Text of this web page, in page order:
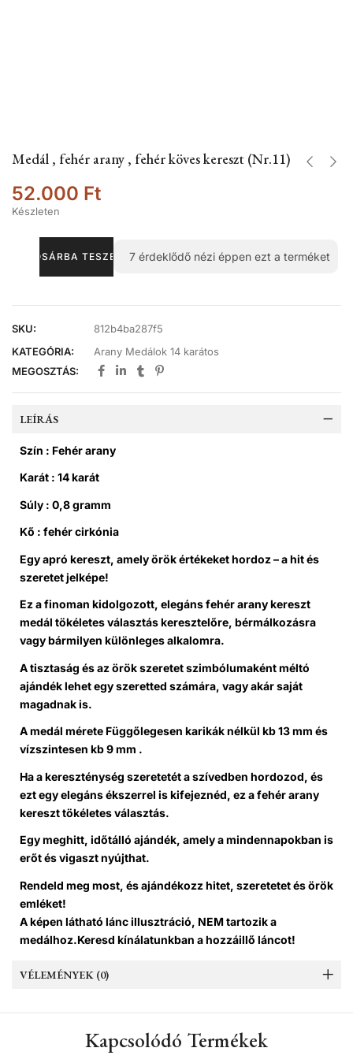
Medál , fehér arany , fehér köves kereszt (Nr.11)
52.000 Ft
Készleten
KOSÁRBA TESZEM 7érdeklődő nézi éppen ezt a terméket
SKU:
812b4ba287f5
KATEGÓRIA:
Arany Medálok 14 karátos
MEGOSZTÁS:
LEÍRÁS
Szín : Fehér arany
Karát : 14 karát
Súly : 0,8 gramm
Kő : fehér cirkónia
Egy apró kereszt, amely örök értékeket hordoz – a hit és
szeretet jelképe!
Ez a finoman kidolgozott, elegáns fehér arany kereszt
medál tökéletes választás keresztelőre, bérmálkozásra
vagy bármilyen különleges alkalomra.
A tisztaság és az örök szeretet szimbólumaként méltó
ajándék lehet egy szeretted számára, vagy akár saját
magadnak is.
A medál mérete Függőlegesen karikák nélkül kb 13 mm és
vízszintesen kb 9 mm .
Ha a kereszténység szeretetét a szívedben hordozod, és
ezt egy elegáns ékszerrel is kifejeznéd, ez a fehér arany
kereszt tökéletes választás.
Egy meghitt, időtálló ajándék, amely a mindennapokban is
erőt és vigaszt nyújthat.
Rendeld meg most, és ajándékozz hitet, szeretetet és örök
emléket!
A képen látható lánc illusztráció, NEM tartozik a
medálhoz.Keresd kínálatunkban a hozzáillő láncot!
VÉLEMÉNYEK (0)
Kapcsolódó Termékek